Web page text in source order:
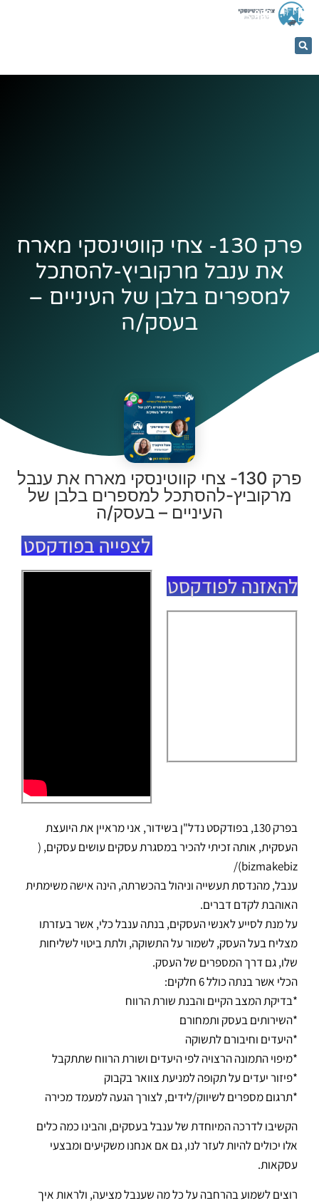
053-
5366884
פרק 130- צחי קווטינסקי מארח
את ענבל מרקוביץ-להסתכל
למספרים בלבן של העיניים –
בעסק/ה
פרק 130- צחי קווטינסקי מארח את ענבל
מרקוביץ-להסתכל למספרים בלבן של
העיניים – בעסק/ה
להאזנה לפודקסט
לצפייה בפודקסט
בפרק 130, בפודקסט נדל"ן בשידור, אני מראיין את היועצת
העסקית, אותה זכיתי להכיר במסגרת עסקים עושים עסקים, (
bizmakebiz)/
ענבל, מהנדסת תעשייה וניהול בהכשרתה, הינה אישה משימתית
האוהבת לקדם דברים.
על מנת לסייע לאנשי העסקים, בנתה ענבל כלי, אשר בעזרתו
מצליח בעל העסק, לשמור על התשוקה, ולתת ביטוי לשליחות
שלו, גם דרך המספרים של העסק.
הכלי אשר בנתה כולל 6 חלקים:
*בדיקת המצב הקיים והבנת שורת הרווח
*השירותים בעסק ותמחורם
*היעדים וחיבורם לתשוקה
*מיפוי התמונה הרצויה לפי היעדים ושורת הרווח שתתקבל
*פיזור יעדים על תקופה למניעת צוואר בקבוק
*תרגום מספרים לשיווק/לידים, לצורך הגעה למעמד מכירה
הקשיבו לדרכה המיוחדת של ענבל בעסקים, והבינו כמה כלים
אלו יכולים להיות לעזר לנו, גם אם אנחנו משקיעים ומבצעי
עסקאות.
רוצים לשמוע בהרחבה על כל מה שענבל מציעה, ולראות איך